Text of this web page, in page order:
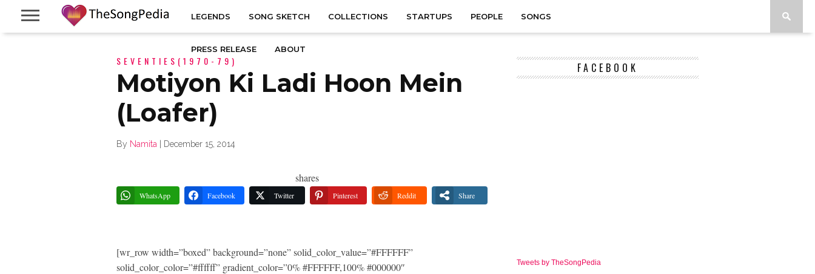
LEGENDS SONG SKETCH COLLECTIONS STARTUPS PEOPLE SONGS
PRESS RELEASE ABOUT
SEVENTIES(1970-79)
Motiyon Ki Ladi Hoon Mein
(Loafer)
By Namita December 15, 2014
shares
WhatsApp Facebook Twitter Pinterest Reddit Share
[wr_row width=”boxed” background=”none” solid_color_value=”#FFFFFF”
solid_color_color=”#ffffff” gradient_color=”0% #FFFFFF,100% #000000″
FACEBOOK
Tweets by TheSongPedia